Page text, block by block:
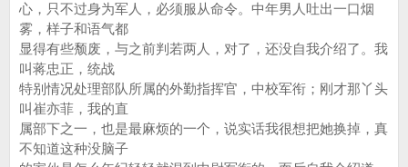
心，只不过身为军人，必须服从命令。中年男人吐出一口烟
雾，样子和语气都
显得有些颓废，与之前判若两人，对了，还没自我介绍了。我
叫蒋忠正，统战
特别情况处理部队所属的外勤指挥官，中校军衔；刚才那丫头
叫崔亦菲，我的直
属部下之一，也是最麻烦的一个，说实话我很想把她换掉，真
不知道这种没脑子